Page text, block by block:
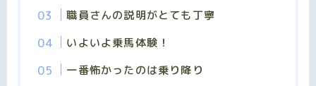
職員さんの説明がとても丁寧
いよいよ乗馬体験！
一番怖かったのは乗り降り